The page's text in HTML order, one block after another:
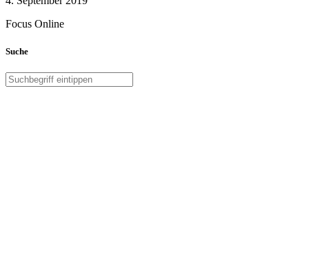
Focus Online
Suche